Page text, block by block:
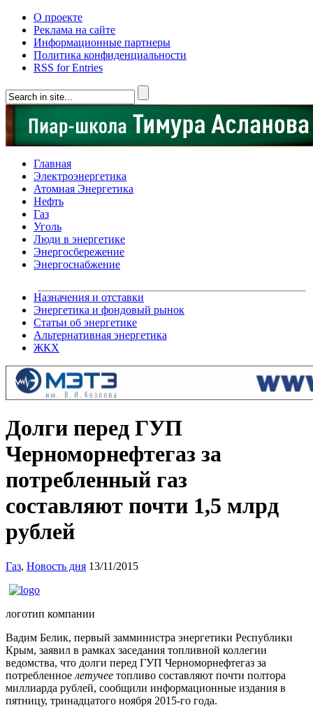
О проекте
Реклама на сайте
Информационные партнеры
Политика конфиденциальности
RSS for Entries
Главная
Электроэнергетика
Атомная Энергетика
Нефть
Газ
Уголь
Люди в энергетике
Энергосбережение
Энергоснабжение
Назначения и отставки
Энергетика и фондовый рынок
Статьи об энергетике
Альтернативная энергетика
ЖКХ
Долги перед ГУП
Черноморнефтегаз за
потребленный газ
составляют почти 1,5 млрд
рублей
Газ, Новость дня 13/11/2015
логотип компании
Вадим Белик, первый замминистра энергетики Республики
Крым, заявил в рамках заседания топливной коллегии
ведомства, что долги перед ГУП Черноморнефтегаз за
потребленное летучее топливо составляют почти полтора
миллиарда рублей, сообщили информационные издания в
пятницу, тринадцатого ноября 2015-го года.